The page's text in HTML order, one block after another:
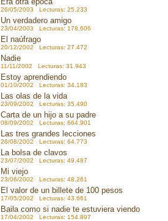
26/05/2003 Lecturas: 25.233
Un verdadero amigo
23/04/2003 Lecturas: 178.606
El naúfrago
20/12/2002 Lecturas: 27.472
Nadie
11/11/2002 Lecturas: 31.943
Estoy aprendiendo
01/10/2002 Lecturas: 34.183
Las olas de la vida
23/09/2002 Lecturas: 35.490
Carta de un hijo a su padre
08/09/2002 Lecturas: 664.901
Las tres grandes lecciones
26/08/2002 Lecturas: 64.773
La bolsa de clavos
23/07/2002 Lecturas: 49.487
Mi viejo
23/06/2002 Lecturas: 48.261
El valor de un billete de 100 pesos
17/05/2002 Lecturas: 43.661
Baila como si nadie te estuviera viendo
17/04/2002 Lecturas: 154.897